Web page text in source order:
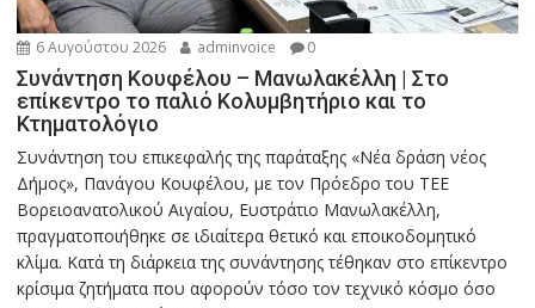
6 Αυγούστου 2026 adminvoice 0
Συνάντηση Κουφέλου – Μανωλακέλλη | Στο
επίκεντρο το παλιό Κολυμβητήριο και το
Κτηματολόγιο
Συνάντηση του επικεφαλής της παράταξης «Νέα δράση νέος
Δήμος», Πανάγου Κουφέλου, με τον Πρόεδρο του ΤΕΕ
Βορειοανατολικού Αιγαίου, Ευστράτιο Μανωλακέλλη,
πραγματοποιήθηκε σε ιδιαίτερα θετικό και εποικοδομητικό
κλίμα. Κατά τη διάρκεια της συνάντησης τέθηκαν στο επίκεντρο
κρίσιμα ζητήματα που αφορούν τόσο τον τεχνικό κόσμο όσο